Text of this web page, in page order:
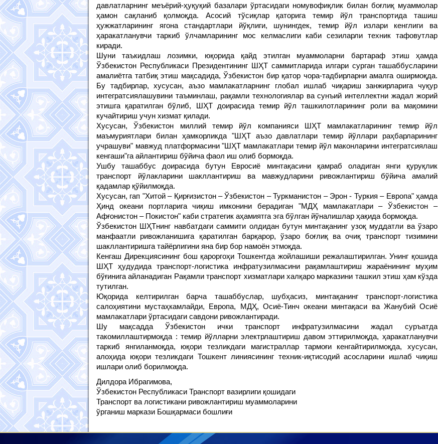
давлатларнинг меъёрий-ҳуқуқий базалари ўртасидаги номувофиқлик билан боғлиқ муаммолар
ҳамон сақланиб қолмоқда. Асосий тўсиқлар қаторига темир йўл транспортида ташиш
ҳужжатларининг ягона стандартлари йўқлиги, шунингдек, темир йўл излари кенглиги ва
ҳаракатланувчи таркиб ўлчамларининг мос келмаслиги каби сезиларли техник тафовутлар
киради.
Шуни таъкидлаш лозимки, юқорида қайд этилган муаммоларни бартараф этиш ҳамда
Ўзбекистон Республикаси Президентининг ШҲТ саммитларида илгари сурган ташаббусларини
амалиётга татбиқ этиш мақсадида, Ўзбекистон бир қатор чора-тадбирларни амалга оширмоқда.
Бу тадбирлар, хусусан, аъзо мамлакатларнинг глобал ишлаб чиқариш занжирларига чуқур
интегратсиялашувини таъминлаш, рақамли технологиялар ва сунъий интеллектни жадал жорий
этишга қаратилган бўлиб, ШҲТ доирасида темир йўл ташкилотларининг роли ва мақомини
кучайтириш учун хизмат қилади.
Хусусан, Ўзбекистон миллий темир йўл компанияси ШҲТ мамлакатларининг темир йўл
маъмуриятлари билан ҳамкорликда "ШҲТ аъзо давлатлари темир йўллари раҳбарларининг
учрашуви" мавжуд платформасини "ШҲТ мамлакатлари темир йўл маконларини интегратсиялаш
кенгаши"га айлантириш бўйича фаол иш олиб бормоқда.
Ушбу ташаббус доирасида бутун Евросиё минтақасини қамраб оладиган янги қуруқлик
транспорт йўлакларини шакллантириш ва мавжудларини ривожлантириш бўйича амалий
қадамлар қўйилмоқда.
Хусусан, гап "Хитой – Қирғизистон – Ўзбекистон – Туркманистон – Эрон - Туркия – Европа" ҳамда
Ҳинд океани портларига чиқиш имконини берадиган "МДҲ мамлакатлари – Ўзбекистон –
Афғонистон – Покистон" каби стратегик аҳамиятга эга бўлган йўналишлар ҳақида бормоқда.
Ўзбекистон ШҲТнинг навбатдаги саммити олдидан бутун минтақанинг узоқ муддатли ва ўзаро
манфаатли ривожланишига қаратилган барқарор, ўзаро боғлиқ ва очиқ транспорт тизимини
шакллантиришга тайёрлигини яна бир бор намоён этмоқда.
Кенгаш Дирекциясининг бош қароргоҳи Тошкентда жойлашиши режалаштирилган. Унинг қошида
ШҲТ ҳудудида транспорт-логистика инфратузилмасини рақамлаштириш жараёнининг муҳим
бўғинига айланадиган Рақамли транспорт хизматлари халқаро марказини ташкил этиш ҳам кўзда
тутилган.
Юқорида келтирилган барча ташаббуслар, шубҳасиз, минтақанинг транспорт-логистика
салоҳиятини мустаҳкамлайди, Европа, МДҲ, Осиё-Тинч океани минтақаси ва Жанубий Осиё
мамлакатлари ўртасидаги савдони ривожлантиради.
Шу мақсадда Ўзбекистон ички транспорт инфратузилмасини жадал суръатда
такомиллаштирмоқда : темир йўлларни электрлаштириш давом эттирилмоқда, ҳаракатланувчи
таркиб янгиланмоқда, юқори тезликдаги магистраллар тармоғи кенгайтирилмоқда, хусусан,
алоҳида юқори тезликдаги Тошкент линиясининг техник-иқтисодий асосларини ишлаб чиқиш
ишлари олиб борилмоқда.
Дилдора Ибрагимова,
Ўзбекистон Республикаси Транспорт вазирлиги қошидаги
Транспорт ва логистикани ривожлантириш муаммоларини
ўрганиш маркази Бошқармаси бошлиғи